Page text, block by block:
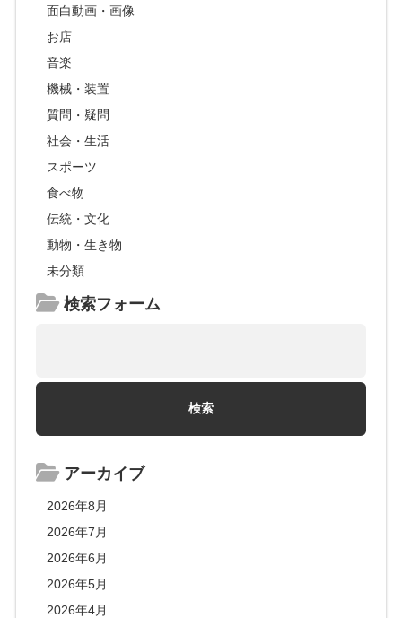
面白動画・画像
お店
音楽
機械・装置
質問・疑問
社会・生活
スポーツ
食べ物
伝統・文化
動物・生き物
未分類
検索フォーム
アーカイブ
2026年8月
2026年7月
2026年6月
2026年5月
2026年4月